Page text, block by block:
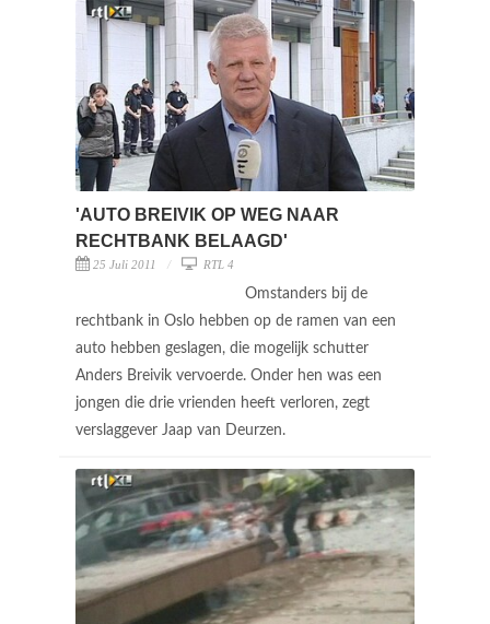
'AUTO BREIVIK OP WEG NAAR
RECHTBANK BELAAGD'
25 Juli 2011 RTL 4
Omstanders bij de
rechtbank in Oslo hebben op de ramen van een
auto hebben geslagen, die mogelijk schutter
Anders Breivik vervoerde. Onder hen was een
jongen die drie vrienden heeft verloren, zegt
verslaggever Jaap van Deurzen.